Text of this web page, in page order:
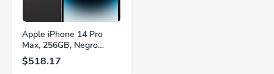
Apple iPhone 14 Pro
Max, 256GB, Negro
Espacial - Desbloqueado
(Renovado)
$518.17